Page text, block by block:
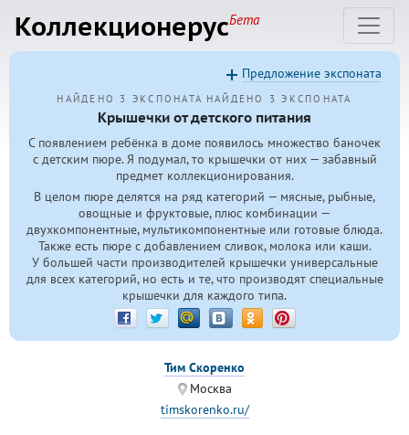
КоллекционерусБета
НАЙДЕНО 3 ЭКСПОНАТА НАЙДЕНО 3 ЭКСПОНАТА
Крышечки от детского питания
С появлением ребёнка в доме появилось множество баночек
с детским пюре. Я подумал, то крышечки от них — забавный
предмет коллекционирования.
В целом пюре делятся на ряд категорий — мясные, рыбные,
овощные и фруктовые, плюс комбинации —
двухкомпонентные, мультикомпонентные или готовые блюда.
Также есть пюре с добавлением сливок, молока или каши.
У большей части производителей крышечки универсальные
для всех категорий, но есть и те, что производят специальные
крышечки для каждого типа.
Предложение экспоната
Тим Скоренко
Москва
timskorenko.ru/